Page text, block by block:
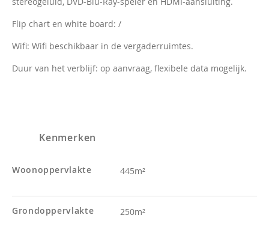
Flip chart en white board: /
Wifi: Wifi beschikbaar in de vergaderruimtes.
Duur van het verblijf: op aanvraag, flexibele data mogelijk.
Kenmerken
Woonoppervlakte 445m²
Grondoppervlakte 250m²